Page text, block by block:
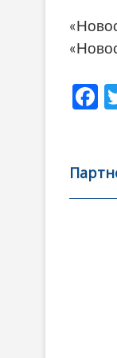
F
b
o